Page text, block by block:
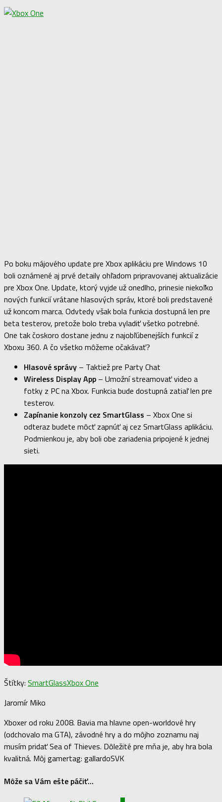
Po boku májového update pre Xbox aplikáciu pre Windows 10
boli oznámené aj prvé detaily ohľadom pripravovanej aktualizácie
pre Xbox One. Update, ktorý vyjde už onedlho, prinesie niekoľko
nových funkcií vrátane hlasových správ, ktoré boli predstavené
už koncom marca. Odvtedy však bola funkcia dostupná len pre
beta testerov, pretože bolo treba vyladiť všetko potrebné.
One tak čoskoro dostane jednu z najobľúbenejších funkcií z
Xboxu 360. A čo všetko môžeme očakávať?
Hlasové správy – Taktiež pre Party Chat
Wireless Display App – Umožní streamovať video a
fotky z PC na Xbox. Funkcia bude dostupná zatiaľ len pre
testerov.
Zapínanie konzoly cez SmartGlass – Xbox One si
odteraz budete môcť zapnúť aj cez SmartGlass aplikáciu.
Podmienkou je, aby boli obe zariadenia pripojené k jednej
sieti.
Štítky: SmartGlassXbox One
Jaromír Miko
Xboxer od roku 2008. Bavia ma hlavne open-worldové hry
(odchovalo ma GTA), závodné hry a do môjho zoznamu naj
musím pridať Sea of Thieves. Dôležité pre mňa je, aby hra bola
kvalitná. Môj gamertag: gallardoSVK
Môže sa Vám ešte páčiť...